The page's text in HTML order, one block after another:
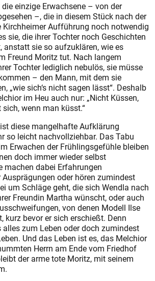
einzige Erwachsene – von der
–, die in diesem Stück nach der
Kirchheimer Aufführung noch notwendig
sie, die ihrer Tochter noch Geschichten
anstatt sie so aufzuklären, wie es
Freund Moritz tut. Nach langem
Tochter lediglich nebulös, sie müsse
– den Mann, mit dem sie
„wie sich‘s nicht sagen lässt“. Deshalb
im Heu auch nur: „Nicht Küssen,
wenn man küsst.“
diese mangelhafte Aufklärung
so leicht nachvollziehbar. Das Tabu
Erwachen der Frühlingsgefühle bleiben
doch immer wieder selbst
machen dabei Erfahrungen
oder hören zumindest
um Schläge geht, die sich Wendla nach
Freundin Martha wünscht, oder auch
von denen Modell Ilse
kurz bevor er sich erschießt. Denn
zum Leben oder doch zumindest
Und das Leben ist es, das Melchior
Herrn am Ende vom Friedhof
der arme tote Moritz, mit seinem